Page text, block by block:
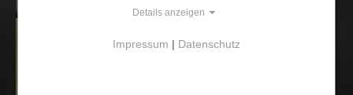
Details anzeigen
Impressum | Datenschutz